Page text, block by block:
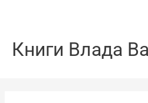
Книги Влада